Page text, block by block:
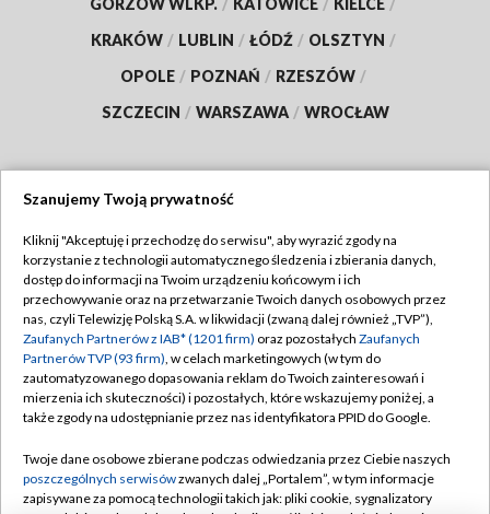
GORZÓW WLKP. / KATOWICE / KIELCE /
KRAKÓW / LUBLIN / ŁÓDŹ / OLSZTYN /
OPOLE / POZNAŃ / RZESZÓW /
SZCZECIN / WARSZAWA / WROCŁAW
TVP
Abonament TVP
Emisja w TVP
Centrum informacji TVP
Naziemna Telewizja Cyfrowa
Rada Programowa
Regulamin TVP
Polityka prywatności
Moje zgody
Pomoc
Kontakt
Szanujemy Twoją prywatność
Kliknij "Akceptuję i przechodzę do serwisu", aby wyrazić zgody na
korzystanie z technologii automatycznego śledzenia i zbierania danych,
dostęp do informacji na Twoim urządzeniu końcowym i ich
przechowywanie oraz na przetwarzanie Twoich danych osobowych przez
nas, czyli Telewizję Polską S.A. w likwidacji (zwaną dalej również „TVP”),
Zaufanych Partnerów z IAB* (1201 firm) oraz pozostałych Zaufanych
Partnerów TVP (93 firm), w celach marketingowych (w tym do
zautomatyzowanego dopasowania reklam do Twoich zainteresowań i
mierzenia ich skuteczności) i pozostałych, które wskazujemy poniżej, a
także zgody na udostępnianie przez nas identyfikatora PPID do Google.
Twoje dane osobowe zbierane podczas odwiedzania przez Ciebie naszych
poszczególnych serwisówzwanych dalej „Portalem”, w tym informacje
zapisywane za pomocą technologii takich jak: pliki cookie, sygnalizatory